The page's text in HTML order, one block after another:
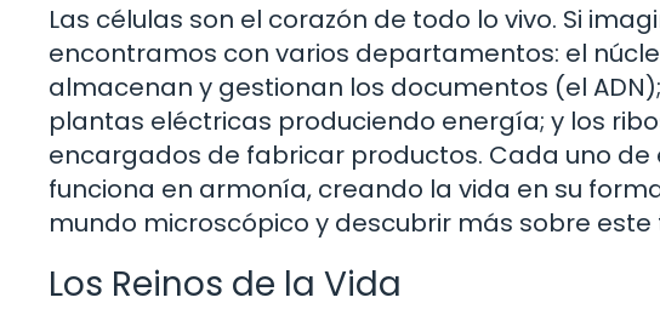
Las células son el corazón de todo lo vivo. Si
encontramos con varios departamentos: el
almacenan y gestionan los documentos (el
plantas eléctricas produciendo energía; y los
encargados de fabricar productos. Cada uno
funciona en armonía, creando la vida en su
mundo microscópico y descubrir más sobre este
Los Reinos de la Vida